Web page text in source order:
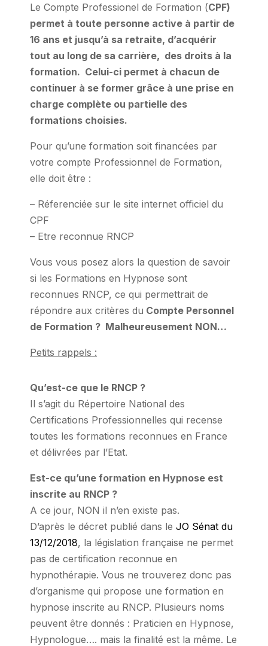
Le Compte Professionel de Formation (CPF)
permet à toute personne active à partir de
16 ans et jusqu’à sa retraite, d’acquérir
tout au long de sa carrière, des droits à la
formation. Celui-ci permet à chacun de
continuer à se former grâce à une prise en
charge complète ou partielle des
formations choisies.
Pour qu’une formation soit financées par
votre compte Professionnel de Formation,
elle doit être :
– Réferenciée sur le site internet officiel du
CPF
– Etre reconnue RNCP
Vous vous posez alors la question de savoir
si les Formations en Hypnose sont
reconnues RNCP, ce qui permettrait de
répondre aux critères du Compte Personnel
de Formation ? Malheureusement NON…
Petits rappels :
Qu’est-ce que le RNCP ?
Il s’agit du Répertoire National des
Certifications Professionnelles qui recense
toutes les formations reconnues en France
et délivrées par l’Etat.
Est-ce qu’une formation en Hypnose est
inscrite au RNCP ?
A ce jour, NON il n’en existe pas.
D’après le décret publié dans le JO Sénat du
13/12/2018, la législation française ne permet
pas de certification reconnue en
hypnothérapie. Vous ne trouverez donc pas
d’organisme qui propose une formation en
hypnose inscrite au RNCP. Plusieurs noms
peuvent être donnés : Praticien en Hypnose,
Hypnologue…. mais la finalité est la même. Le